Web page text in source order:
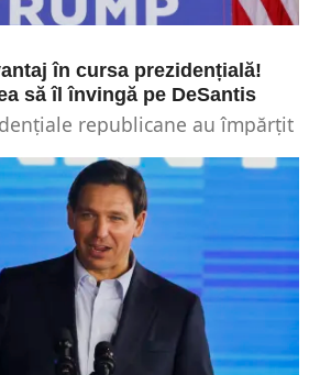
în cursa prezidențială!
să îl învingă pe DeSantis
republicane au împărțit